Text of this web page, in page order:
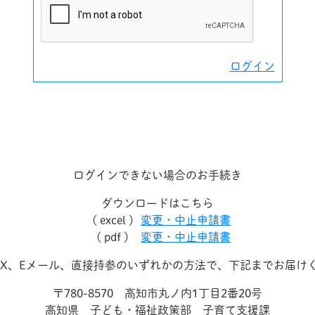
ログイン
ログインできない場合のお手続き
ダウンロードはこちら
( excel )
変更・中止申請書
( pdf )
変更・中止申請書
、Eメール、直接持参のいずれかの方法で、下記までお届け
〒780-8570 高知市丸ノ内1丁目2番20号
高知県 子ども・福祉政策部 子育て支援課